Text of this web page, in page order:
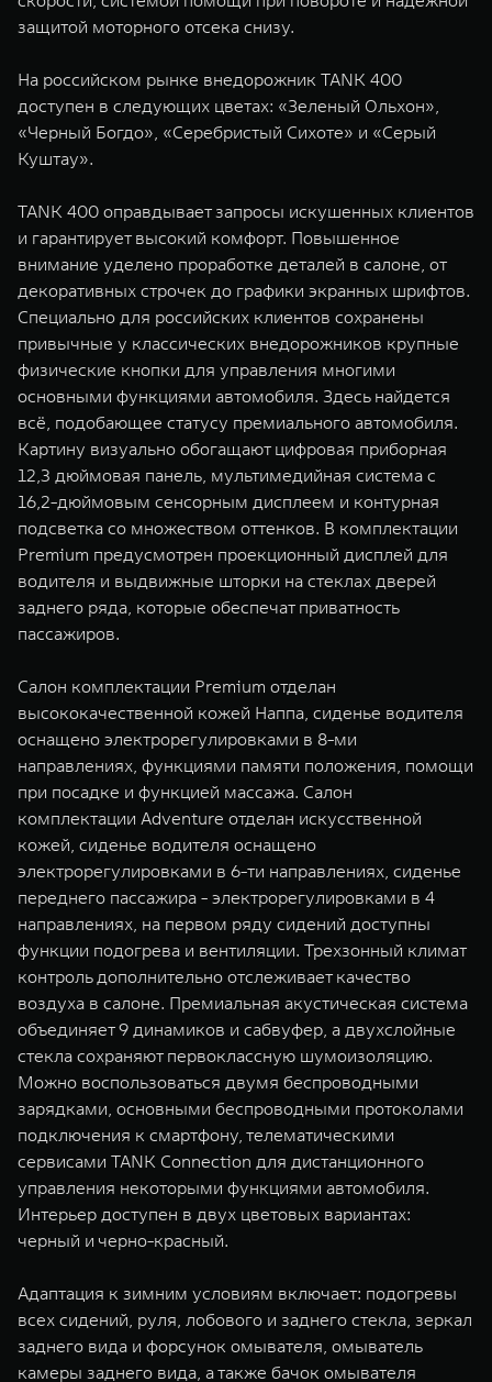
защитой моторного отсека снизу.
На российском рынке внедорожник TANK 400
доступен в следующих цветах: «Зеленый Ольхон»,
«Черный Богдо», «Серебристый Сихоте» и «Серый
Куштау».
TANK 400 оправдывает запросы искушенных клиентов
и гарантирует высокий комфорт. Повышенное
внимание уделено проработке деталей в салоне, от
декоративных строчек до графики экранных шрифтов.
Специально для российских клиентов сохранены
привычные у классических внедорожников крупные
физические кнопки для управления многими
основными функциями автомобиля. Здесь найдется
всё, подобающее статусу премиального автомобиля.
Картину визуально обогащают цифровая приборная
12,3 дюймовая панель, мультимедийная система с
16,2-дюймовым сенсорным дисплеем и контурная
подсветка со множеством оттенков. В комплектации
Premium предусмотрен проекционный дисплей для
водителя и выдвижные шторки на стеклах дверей
заднего ряда, которые обеспечат приватность
пассажиров.
Салон комплектации Premium отделан
высококачественной кожей Наппа, сиденье водителя
оснащено электрорегулировками в 8-ми
направлениях, функциями памяти положения, помощи
при посадке и функцией массажа. Салон
комплектации Adventure отделан искусственной
кожей, сиденье водителя оснащено
электрорегулировками в 6-ти направлениях, сиденье
переднего пассажира - электрорегулировками в 4
направлениях, на первом ряду сидений доступны
функции подогрева и вентиляции. Трехзонный климат
контроль дополнительно отслеживает качество
воздуха в салоне. Премиальная акустическая система
объединяет 9 динамиков и сабвуфер, а двухслойные
стекла сохраняют первоклассную шумоизоляцию.
Можно воспользоваться двумя беспроводными
зарядками, основными беспроводными протоколами
подключения к смартфону, телематическими
сервисами TANK Connection для дистанционного
управления некоторыми функциями автомобиля.
Интерьер доступен в двух цветовых вариантах:
черный и черно-красный.
Адаптация к зимним условиям включает: подогревы
всех сидений, руля, лобового и заднего стекла, зеркал
заднего вида и форсунок омывателя, омыватель
камеры заднего вида, а также бачок омывателя